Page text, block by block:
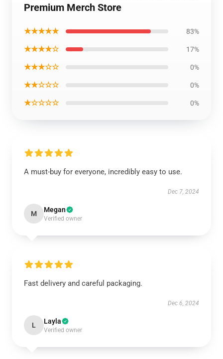
Premium Merch Store
★★★★★ 83%
★★★★☆ 17%
★★★☆☆ 0%
★★☆☆☆ 0%
★☆☆☆☆ 0%
A must-buy for everyone, incredibly easy to use.
Dec 7, 2024
M Megan
Verified owner
Fast delivery and careful packaging.
Dec 6, 2024
L Layla
Verified owner